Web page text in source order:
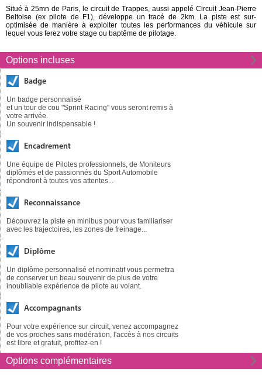
Options incluses
Badge
Un badge personnalisé
et un tour de cou "Sprint Racing" vous seront remis à
votre arrivée.
Un souvenir indispensable !
Encadrement
Une équipe de Pilotes professionnels, de Moniteurs
diplômés et de passionnés du Sport Automobile
répondront à toutes vos attentes...
Reconnaissance
Découvrez la piste en minibus pour vous familiariser
avec les trajectoires, les zones de freinage...
Diplôme
Un diplôme personnalisé et nominatif vous permettra
de conserver un beau souvenir de plus de votre
inoubliable expérience de pilote au volant.
Accompagnants
Pour votre expérience sur circuit, venez accompagnez
de vos proches sans modération, l'accès à nos circuits
est libre et gratuit, profitez-en !
Options complémentaires
Situé à 25mn de Paris, le circuit de Trappes, aussi appelé Circuit Jean-Pierre
Beltoise (ex pilote de F1), développe un tracé de 2km. La piste est sur-
optimisée de manière à exploiter toutes les performances du véhicule sur
lequel vous ferez votre stage ou baptême de pilotage.